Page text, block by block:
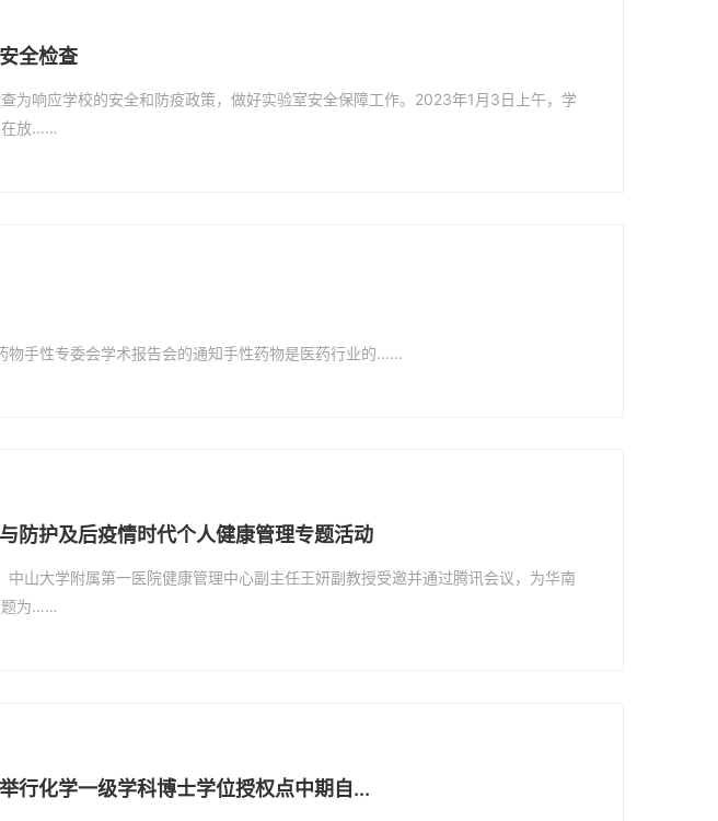
全检查
为响应学校的安全和防疫政策，做好实验室安全保障工作。2023年1月3日上午，学
在放……
物手性专委会学术报告会的通知手性药物是医药行业的……
防护及后疫情时代个人健康管理专题活动
山大学附属第一医院健康管理中心副主任王妍副教授受邀并通过腾讯会议，为华南
题为……
行化学一级学科博士学位授权点中期自...